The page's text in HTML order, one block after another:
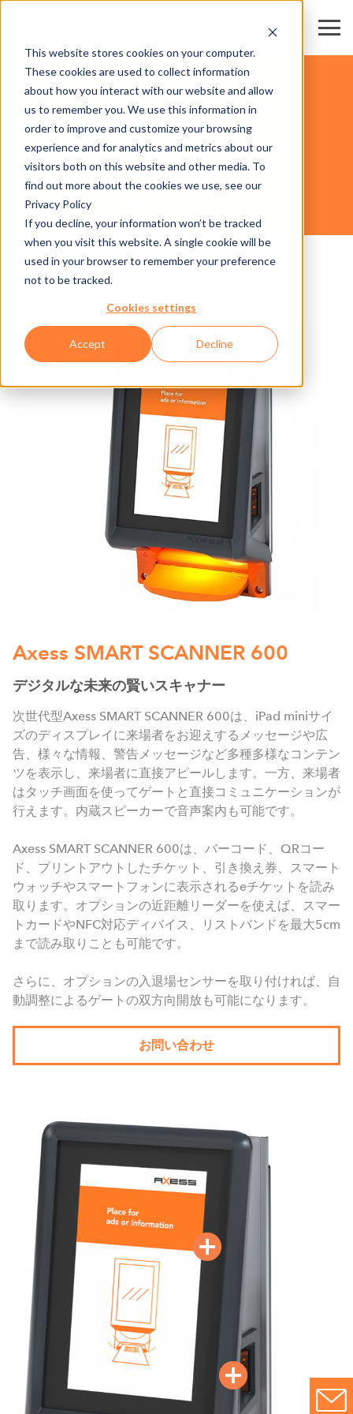
This website stores cookies on your computer.
These cookies are used to collect information
about how you interact with our website and allow
us to remember you. We use this information in
order to improve and customize your browsing
experience and for analytics and metrics about our
visitors both on this website and other media. To
find out more about the cookies we use, see our
Privacy Policy
If you decline, your information won’t be tracked
when you visit this website. A single cookie will be
used in your browser to remember your preference
not to be tracked.
Cookies settings
Accept Decline
AXESS SMART SCANNER 600
ハードウェア
スキー場・リゾート
Axess SMART SCANNER 600
デジタルな未来の賢いスキャナー
次世代型Axess SMART SCANNER 600は、iPad miniサイ
ズのディスプレイに来場者をお迎えするメッセージや広
告、様々な情報、警告メッセージなど多種多様なコンテン
ツを表示し、来場者に直接アピールします。一方、来場者
はタッチ画面を使ってゲートと直接コミュニケーションが
行えます。内蔵スピーカーで音声案内も可能です。
Axess SMART SCANNER 600は、バーコード、QRコー
ド、プリントアウトしたチケット、引き換え券、スマート
ウォッチやスマートフォンに表示されるeチケットを読み
取ります。オプションの近距離リーダーを使えば、スマー
トカードやNFC対応ディバイス、リストバンドを最大5cm
まで読み取りことも可能です。
さらに、オプションの入退場センサーを取り付ければ、自
動調整によるゲートの双方向開放も可能になります。
お問い合わせ